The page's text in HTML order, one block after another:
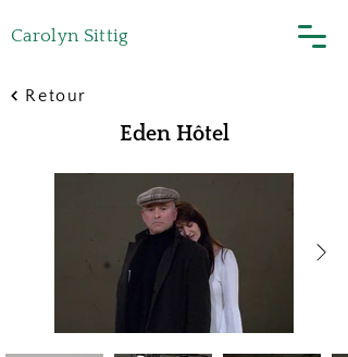
Carolyn Sittig
Retour
Eden Hôtel